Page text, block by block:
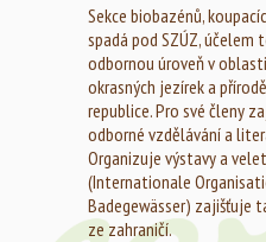
Sekce biobazénů,
spadá pod SZÚZ,
odbornou úroveň v
okrasných jezírek a
republice. Pro své členy
odborné vzdělávání a
Organizuje výstavy a
(Internationale
Badegewässer) zajišťuje
ze zahraničí.